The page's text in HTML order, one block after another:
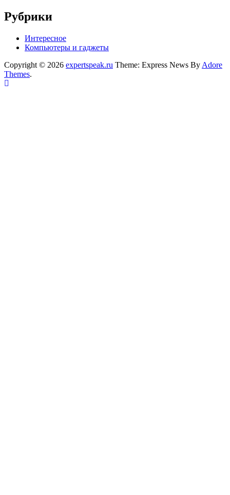
Рубрики
Интересное
Компьютеры и гаджеты
Copyright © 2026 expertspeak.ru Theme: Express News By Adore
Themes.